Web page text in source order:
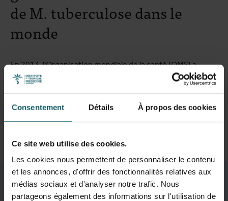
Consentement Détails À propos des cookies
Ce site web utilise des cookies.
Les cookies nous permettent de personnaliser le contenu
et les annonces, d'offrir des fonctionnalités relatives aux
médias sociaux et d'analyser notre trafic. Nous
partageons également des informations sur l'utilisation de
de M. tuberculose dans le
monde
En 2013, l'Organisation mondiale de la santé (OMS) a
confié à l'IMT la responsabilité de gérer la plus grande
collection de souches de M. tuberculose du monde.
Lire la suite
Thèmes de recherche